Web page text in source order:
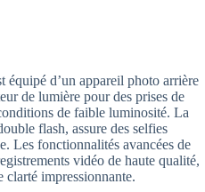
équipé d’un appareil photo arrière
de lumière pour des prises de
de faible luminosité. La
flash, assure des selfies
Les fonctionnalités avancées de
vidéo de haute qualité,
clarté impressionnante.